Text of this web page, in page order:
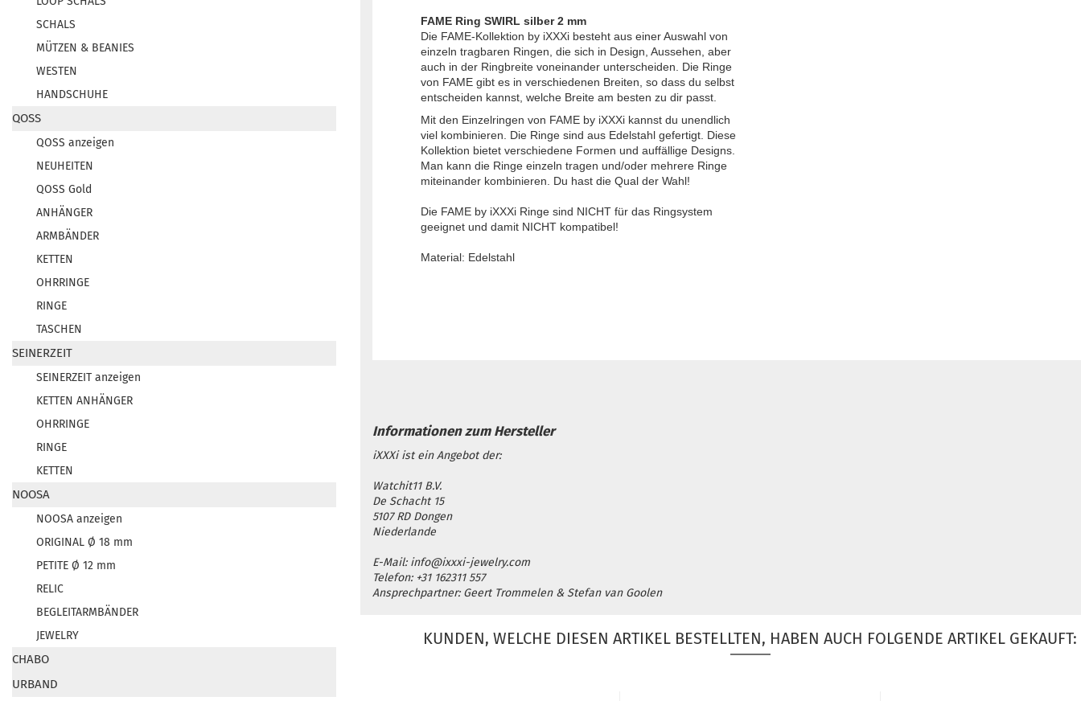
FAME Ring SWIRL silber 2 mm
Die FAME-Kollektion by iXXXi besteht aus einer Auswahl von
einzeln tragbaren Ringen, die sich in Design, Aussehen, aber
auch in der Ringbreite voneinander unterscheiden. Die Ringe
von FAME gibt es in verschiedenen Breiten, so dass du selbst
entscheiden kannst, welche Breite am besten zu dir passt.
Mit den Einzelringen von FAME by iXXXi kannst du unendlich
viel kombinieren. Die Ringe sind aus Edelstahl gefertigt. Diese
Kollektion bietet verschiedene Formen und auffällige Designs.
Man kann die Ringe einzeln tragen und/oder mehrere Ringe
miteinander kombinieren. Du hast die Qual der Wahl!
Die FAME by iXXXi Ringe sind NICHT für das Ringsystem
geeignet und damit NICHT kompatibel!
Material: Edelstahl
iXXXi ist ein Angebot der:
Watchit11 B.V.
De Schacht 15
5107 RD Dongen
Niederlande
E-Mail: info@ixxxi-jewelry.com
Telefon: +31 162311 557
Ansprechpartner: Geert Trommelen & Stefan van Goolen
KUNDEN, WELCHE DIESEN ARTIKEL BESTELLTEN, HABEN AUCH FOLGENDE ARTIKEL GEKAUFT:
SCHALS
MÜTZEN & BEANIES
WESTEN
HANDSCHUHE
QOSS
QOSS anzeigen
NEUHEITEN
QOSS Gold
ANHÄNGER
ARMBÄNDER
KETTEN
OHRRINGE
RINGE
TASCHEN
SEINERZEIT
SEINERZEIT anzeigen
KETTEN ANHÄNGER
OHRRINGE
RINGE
KETTEN
NOOSA
NOOSA anzeigen
ORIGINAL Ø 18 mm
PETITE Ø 12 mm
RELIC
BEGLEITARMBÄNDER
JEWELRY
CHABO
URBAND